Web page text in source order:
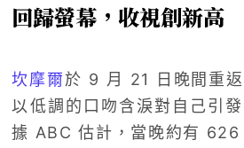
回歸螢幕，收視創新高
坎摩爾於 9 月 21 日晚間重
以低調的口吻含淚對自己引
據 ABC 估計，當晚約有 626